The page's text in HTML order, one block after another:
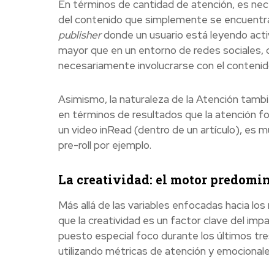
En términos de cantidad de atención, es
del contenido que simplemente se
publisherdonde un usuario está leyendo
mayor que en un entorno de redes sociales,
necesariamente involucrarse con el
Asimismo, la naturaleza de la Atención
en términos de resultados que la atención
un video inRead (dentro de un artículo), es
pre-roll por ejemplo.
La creatividad: el motor
Más allá de las variables enfocadas hacia
que la creatividad es un factor clave del
puesto especial foco durante los últimos
utilizando métricas de atención y